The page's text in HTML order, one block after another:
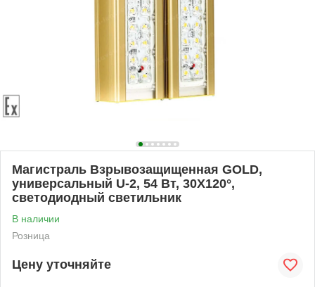
Магистраль Взрывозащищенная GOLD,
универсальный U-2, 54 Вт, 30X120°,
светодиодный светильник
В наличии
Розница
Цену уточняйте